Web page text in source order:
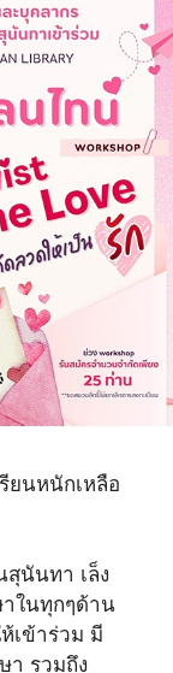
ยนหนักเหลือ
นันทา เล็ง
ในทุกๆด้าน
เข้าร่วม มี
า รวมถึง